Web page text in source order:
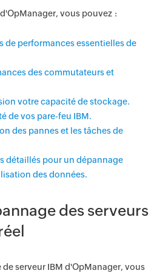
vous pouvez :
de performances essentielles de
des commutateurs et
votre capacité de stockage.
de vos pare-feu IBM.
des pannes et les tâches de
détaillés pour un dépannage
des données.
des serveurs
de serveur IBM d'OpManager, vous